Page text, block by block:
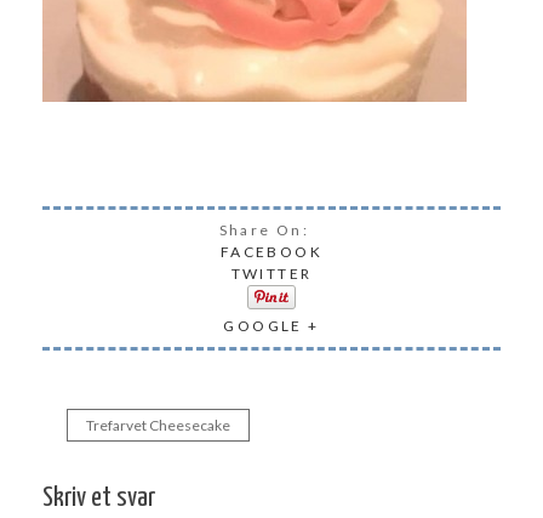
Share On:
FACEBOOK
TWITTER
GOOGLE +
Indlægsnavigation
Trefarvet Cheesecake
Skriv et svar